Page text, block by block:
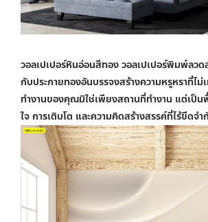
วอลเปเปอร์หินอ่อนสีทองวอลเปเปอร์พิมพ์ลว
กับประกายทองอันบรรจงสร้างความหรูหราที่ไม่
ทำงานของคุณมิใช่เพียงสถานที่ทำงาน แต่เป็
ใจ การเติบโต และความคิดสร้างสรรค์ที่ไร้ขีดจำ